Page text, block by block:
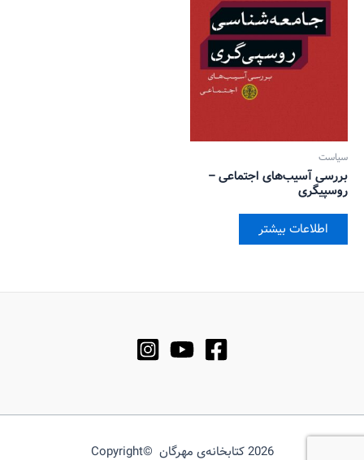
سیاست
بررسی آسیب‌های اجتماعی –
روسپیگری
اطلاعات بیشتر
2026 کتابخانه‌ی مهرگان ©Copyright